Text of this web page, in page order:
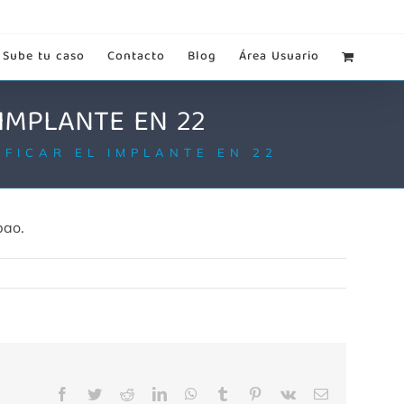
Sube tu caso Contacto Blog Área Usuario
EN 22
EL IMPLANTE EN 22
Facebook
TwitterRedditLinkedInWhatsApp
Tumblr Pinterest
Vk
Correo